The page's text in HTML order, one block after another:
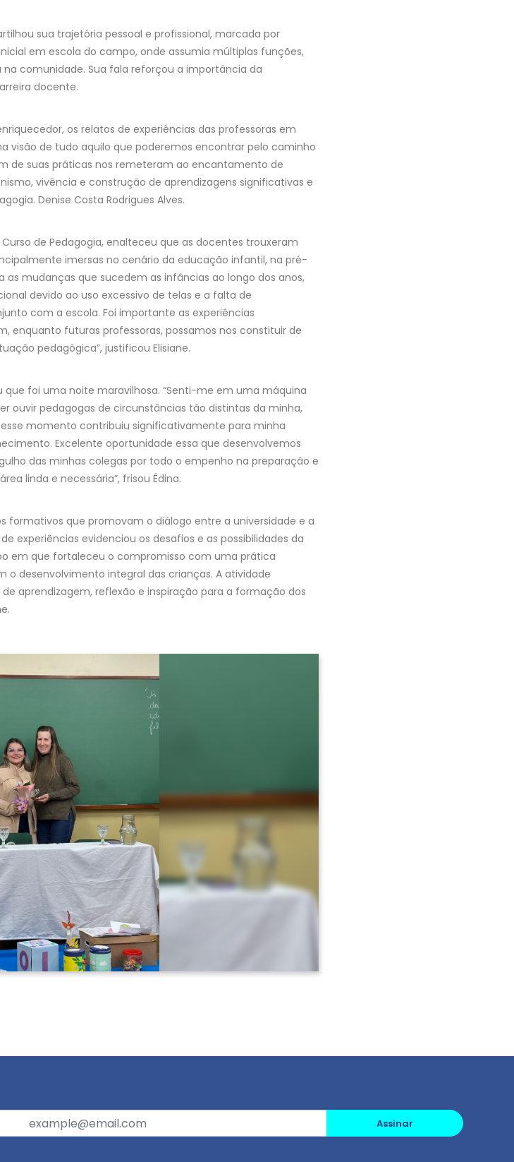
sua trajetória pessoal e profissional, marcada por
em escola do campo, onde assumia múltiplas funções,
comunidade. Sua fala reforçou a importância da
docente.
os relatos de experiências das professoras em
visão de tudo aquilo que poderemos encontrar pelo caminho
de suas práticas nos remeteram ao encantamento de
vivência e construção de aprendizagens significativas e
Denise Costa Rodrigues Alves.
de Pedagogia, enalteceu que as docentes trouxeram
imersas no cenário da educação infantil, na pré-
as mudanças que sucedem as infâncias ao longo dos anos,
devido ao uso excessivo de telas e a falta de
com a escola. Foi importante as experiências
enquanto futuras professoras, possamos nos constituir de
pedagógica”, justificou Elisiane.
que foi uma noite maravilhosa. “Senti-me em uma máquina
ouvir pedagogas de circunstâncias tão distintas da minha,
momento contribuiu significativamente para minha
Excelente oportunidade essa que desenvolvemos
das minhas colegas por todo o empenho na preparação e
linda e necessária”, frisou Édina.
formativos que promovam o diálogo entre a universidade e a
experiências evidenciou os desafios e as possibilidades da
em que fortaleceu o compromisso com uma prática
desenvolvimento integral das crianças. A atividade
aprendizagem, reflexão e inspiração para a formação dos
Assinar